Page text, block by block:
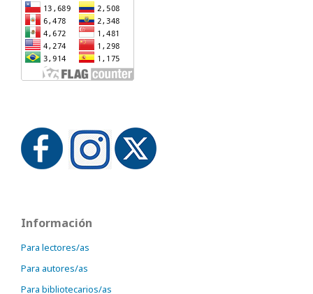
Información
Para lectores/as
Para autores/as
Para bibliotecarios/as